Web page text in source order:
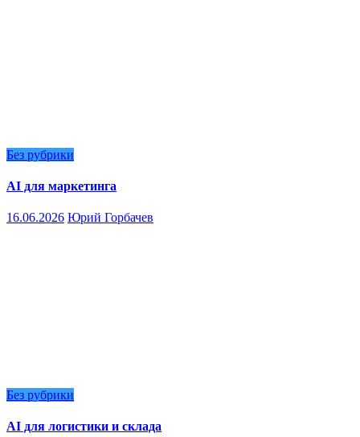
Без рубрики
AI для маркетинга
16.06.2026 Юрий Горбачев
Без рубрики
AI для логистики и склада